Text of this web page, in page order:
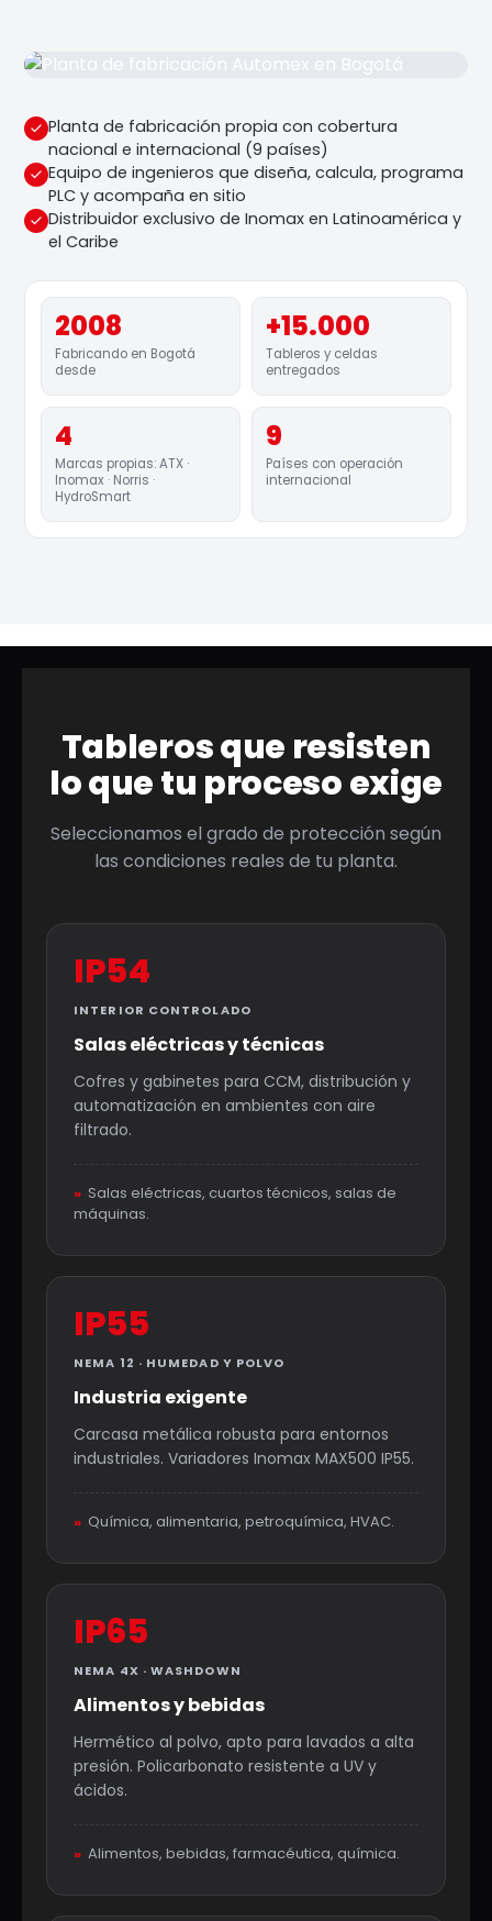
Planta de fabricación propia con cobertura
nacional e internacional (9 países)
Equipo de ingenieros que diseña, calcula, programa
PLC y acompaña en sitio
Distribuidor exclusivo de Inomax en Latinoamérica y
el Caribe
2008
Fabricando en Bogotá
desde
+15.000
Tableros y celdas
entregados
4
Marcas propias: ATX ·
Inomax · Norris ·
HydroSmart
9
Países con operación
internacional
Tableros que resisten
lo que tu proceso exige
Seleccionamos el grado de protección según
las condiciones reales de tu planta.
IP54
INTERIOR CONTROLADO
Salas eléctricas y técnicas
Cofres y gabinetes para CCM, distribución y
automatización en ambientes con aire
filtrado.
» Salas eléctricas, cuartos técnicos, salas de
máquinas.
IP55
NEMA 12 · HUMEDAD Y POLVO
Industria exigente
Carcasa metálica robusta para entornos
industriales. Variadores Inomax MAX500 IP55.
» Química, alimentaria, petroquímica, HVAC.
IP65
NEMA 4X · WASHDOWN
Alimentos y bebidas
Hermético al polvo, apto para lavados a alta
presión. Policarbonato resistente a UV y
ácidos.
» Alimentos, bebidas, farmacéutica, química.